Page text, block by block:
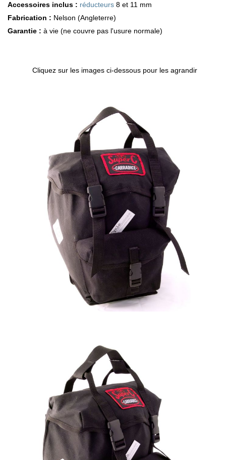
Accessoires inclus : réducteurs 8 et 11 mm
Fabrication : Nelson (Angleterre)
Garantie : à vie (ne couvre pas l'usure normale)
Cliquez sur les images ci-dessous pour les agrandir